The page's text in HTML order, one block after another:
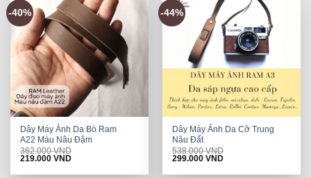
-40%
Dây Máy Ảnh Da Bò Ram
A22 Màu Nâu Đậm
362.000VND
Original
was:
219.000VNDCurrent
is:
-44%
Dây Máy Ảnh Da Cỡ Trung
Nâu Đất
538.000VND
Original
was:
299.000VNDCurrent
is: